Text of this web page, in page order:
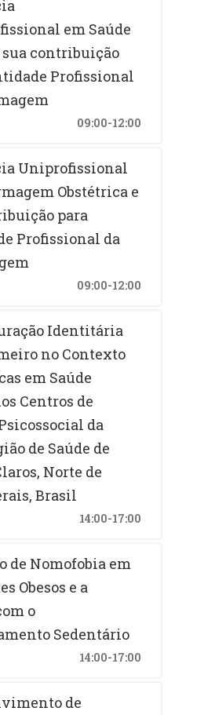
em Saúde
contribuição
Profissional
09:00-12:00
Uniprofissional
Obstétrica e
para
Profissional da
09:00-12:00
Identitária
no Contexto
em Saúde
Centros de
da
de Saúde de
Norte de
Brasil
14:00-17:00
de Nomofobia em
Obesos e a
o
Sedentário
14:00-17:00
de